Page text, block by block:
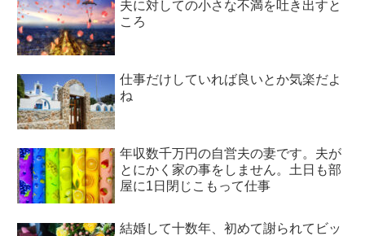
夫に対しての小さな不満を吐き出すと
ころ
仕事だけしていれば良いとか気楽だよ
ね
年収数千万円の自営夫の妻です。夫が
とにかく家の事をしません。土日も部
屋に1日閉じこもって仕事
結婚して十数年、初めて謝られてビッ